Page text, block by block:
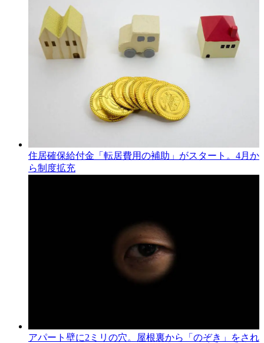
住居確保給付金「転居費用の補助」がスタート。4月か
ら制度拡充
アパート壁に2ミリの穴。屋根裏から「のぞき」をされ